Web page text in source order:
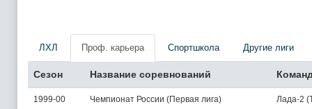
ЛХЛ Проф. карьера Спортшкола Другие лиги
Сезон Название соревнований
1999-00 Чемпионат России (Первая лига) Лада-2